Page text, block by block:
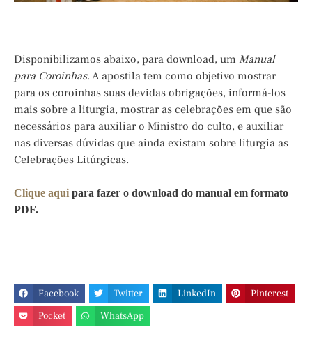
Disponibilizamos abaixo, para download, um Manual
para Coroinhas. A apostila tem como objetivo mostrar
para os coroinhas suas devidas obrigações, informá-los
mais sobre a liturgia, mostrar as celebrações em que são
necessários para auxiliar o Ministro do culto, e auxiliar
nas diversas dúvidas que ainda existam sobre liturgia as
Celebrações Litúrgicas.
Clique aqui para fazer o download do manual em formato
PDF.
Facebook Twitter LinkedIn
Pinterest
Pocket
WhatsApp